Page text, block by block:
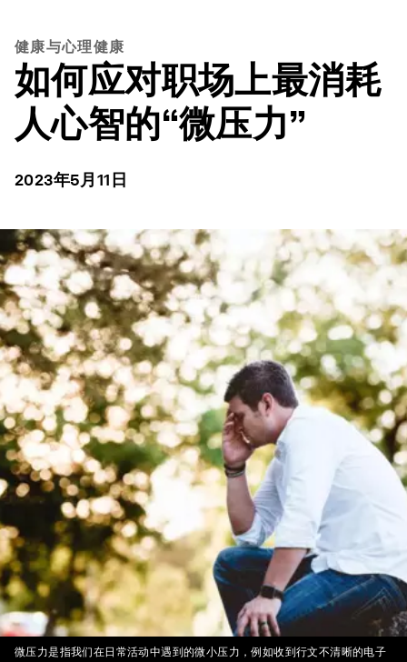
健康与心理健康
如何应对职场上最消耗
人心智的“微压力”
2023年5月11日
微压力是指我们在日常活动中遇到的微小压力，例如收到行文不清晰的电子